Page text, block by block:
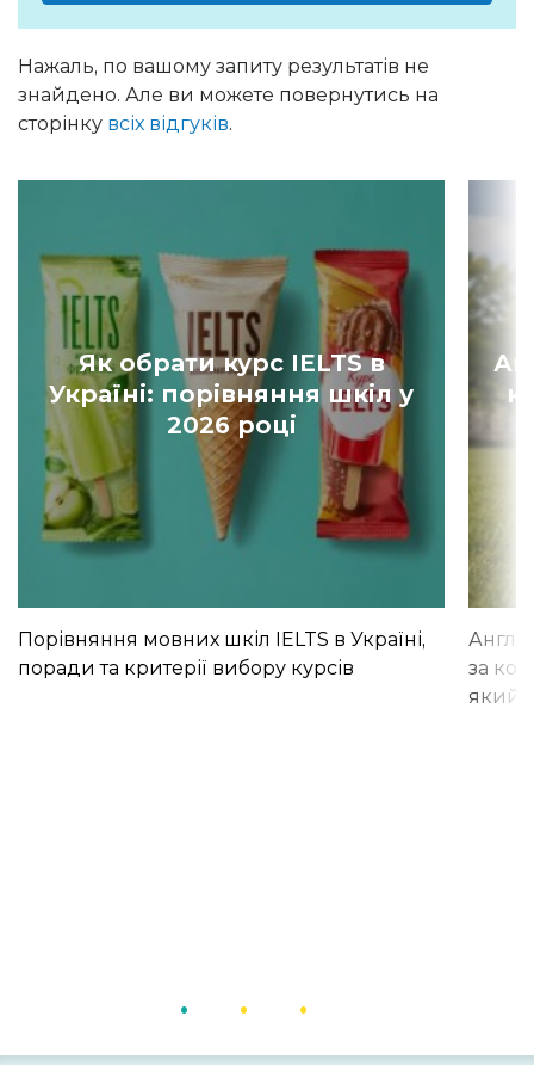
Нажаль, по вашому запиту результатів не
знайдено. Але ви можете повернутись на
сторінку всіх відгуків.
Як обрати курс IELTS в
Україні: порівняння шкіл у
2026 році
Порівняння мовних шкіл IELTS в Україні,
поради та критерії вибору курсів
за
який